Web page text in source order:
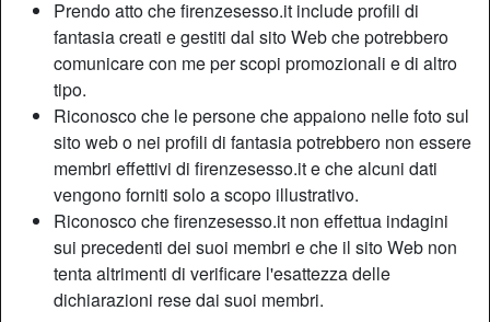
Prendo atto che firenzesesso.it include profili di
fantasia creati e gestiti dal sito Web che potrebbero
comunicare con me per scopi promozionali e di altro
tipo.
Riconosco che le persone che appaiono nelle foto sul
sito web o nei profili di fantasia potrebbero non essere
membri effettivi di firenzesesso.it e che alcuni dati
vengono forniti solo a scopo illustrativo.
Riconosco che firenzesesso.it non effettua indagini
sui precedenti dei suoi membri e che il sito Web non
tenta altrimenti di verificare l'esattezza delle
dichiarazioni rese dai suoi membri.
Relazione:
Single
Depilata:
Sì
Fumatrice:
Sì
Descrizione
Sono disposta ad assecondare qualsiasi esigenza o
desiderio a seconda dei gusti di ognuno: da una
particolare lingerie fino al tipo di calze passando anche per
qualcosa di più hot come adorazione dei piedi e molto altro
ancora. Voglio regalare al mio uomo un momento unico di
eccitazione e che potrà ricordare per sempre come una